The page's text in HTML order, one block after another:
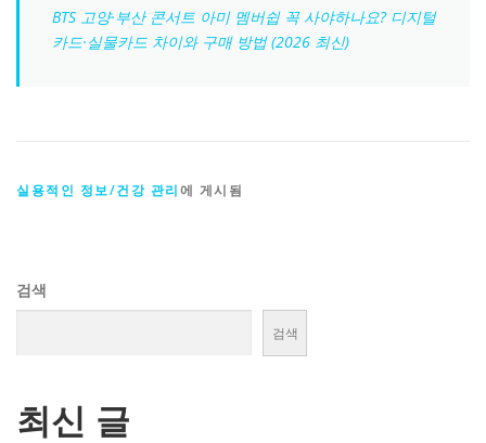
BTS 고양·부산 콘서트 아미 멤버쉽 꼭 사야하나요? 디지털
카드·실물카드 차이와 구매 방법 (2026 최신)
실용적인 정보/건강 관리에 게시됨
검색
검색
최신 글